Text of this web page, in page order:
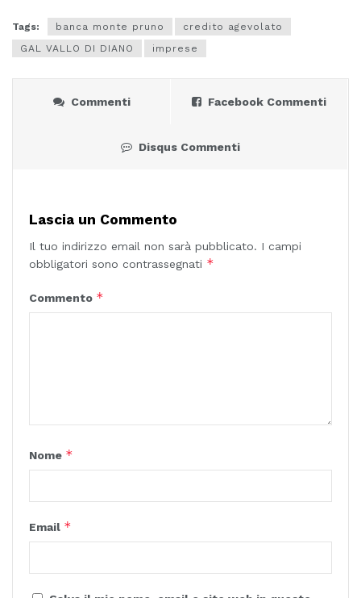
Tags: banca monte pruno
credito agevolato
GAL VALLO DI DIANO
imprese
Commenti Facebook Commenti
Disqus Commenti
Lascia un Commento
Il tuo indirizzo email non sarà pubblicato. I campi
obbligatori sono contrassegnati *
Commento *
Nome *
Email *